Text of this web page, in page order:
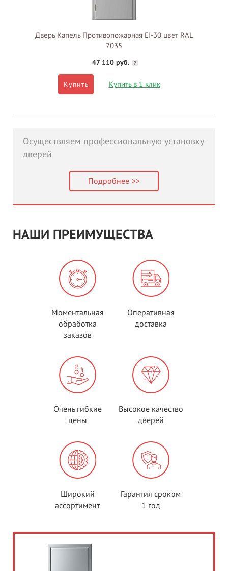
Дверь Капель Противопожарная EI-30 цвет RAL
7035
47 110 руб. ?
Купить Купить в 1 клик
Осуществляем профессиональную установку
дверей
Подробнее
НАШИ ПРЕИМУЩЕСТВА
Моментальная
обработка
заказов
Оперативная
доставка
Очень гибкие
цены
Высокое качество
дверей
Широкий
ассортимент
Гарантия сроком
1 год